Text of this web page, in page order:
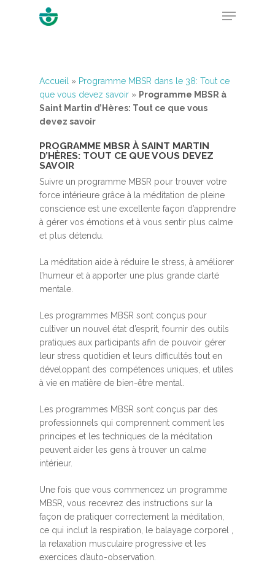
Hit enter to search or ESC to close
Accueil » Programme MBSR dans le 38: Tout ce
que vous devez savoir » Programme MBSR à
Saint Martin d’Hères: Tout ce que vous
devez savoir
PROGRAMME MBSR À SAINT MARTIN
D’HÈRES: TOUT CE QUE VOUS DEVEZ
SAVOIR
Suivre un programme MBSR pour trouver votre
force intérieure grâce à la méditation de pleine
conscience est une excellente façon d’apprendre
à gérer vos émotions et à vous sentir plus calme
et plus détendu.
La méditation aide à réduire le stress, à améliorer
l’humeur et à apporter une plus grande clarté
mentale.
Les programmes MBSR sont conçus pour
cultiver un nouvel état d’esprit, fournir des outils
pratiques aux participants afin de pouvoir gérer
leur stress quotidien et leurs difficultés tout en
développant des compétences uniques, et utiles
à vie en matière de bien-être mental.
Les programmes MBSR sont conçus par des
professionnels qui comprennent comment les
principes et les techniques de la méditation
peuvent aider les gens à trouver un calme
intérieur.
Une fois que vous commencez un programme
MBSR, vous recevrez des instructions sur la
façon de pratiquer correctement la méditation,
ce qui inclut la respiration, le balayage corporel ,
la relaxation musculaire progressive et les
exercices d’auto-observation.